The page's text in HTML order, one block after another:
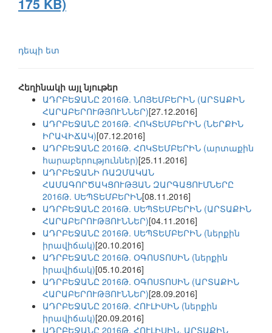
175 KB)
դեպի ետ
Հեղինակի այլ նյութեր
ԱԴՐԲԵՋԱՆԸ 2016Թ. ՆՈՅԵՄԲԵՐԻՆ (ԱՐՏԱՔԻՆ
ՀԱՐԱԲԵՐՈՒԹՅՈՒՆՆԵՐ)[27.12.2016]
ԱԴՐԲԵՋԱՆԸ 2016Թ. ՀՈԿՏԵՄԲԵՐԻՆ (ՆԵՐՔԻՆ
ԻՐԱՎԻՃԱԿ)[07.12.2016]
ԱԴՐԲԵՋԱՆԸ 2016Թ. ՀՈԿՏԵՄԲԵՐԻՆ (արտաքին
հարաբերություններ)[25.11.2016]
ԱԴՐԲԵՋԱՆԻ ՌԱԶՄԱԿԱՆ
ՀԱՄԱԳՈՐԾԱԿՑՈՒԹՅԱՆ ԶԱՐԳԱՑՈՒՄՆԵՐԸ
2016Թ. ՍԵՊՏԵՄԲԵՐԻՆ[08.11.2016]
ԱԴՐԲԵՋԱՆԸ 2016Թ. ՍԵՊՏԵՄԲԵՐԻՆ (ԱՐՏԱՔԻՆ
ՀԱՐԱԲԵՐՈՒԹՅՈՒՆՆԵՐ)[04.11.2016]
ԱԴՐԲԵՋԱՆԸ 2016Թ. ՍԵՊՏԵՄԲԵՐԻՆ (ներքին
իրավիճակ)[20.10.2016]
ԱԴՐԲԵՋԱՆԸ 2016Թ. ՕԳՈՍՏՈՍԻՆ (ներքին
իրավիճակ)[05.10.2016]
ԱԴՐԲԵՋԱՆԸ 2016Թ. ՕԳՈՍՏՈՍԻՆ (ԱՐՏԱՔԻՆ
ՀԱՐԱԲԵՐՈՒԹՅՈՒՆՆԵՐ)[28.09.2016]
ԱԴՐԲԵՋԱՆԸ 2016Թ. ՀՈՒԼԻՍԻՆ (ներքին
իրավիճակ)[20.09.2016]
ԱԴՐԲԵՋԱՆԸ 2016Թ. ՀՈՒԼԻՍԻՆ. ԱՐՏԱՔԻՆ